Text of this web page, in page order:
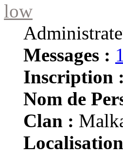
low
Messages :
Inscription :
Nom de
Clan :